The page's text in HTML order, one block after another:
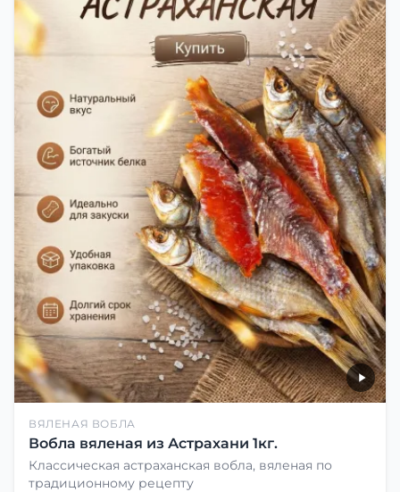
ВЯЛЕНАЯ ВОБЛА
Вобла вяленая из Астрахани 1кг.
Классическая астраханская вобла, вяленая по
традиционному рецепту